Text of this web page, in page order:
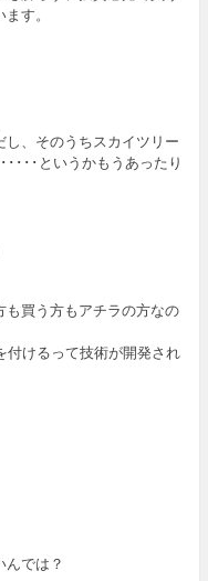
す。
、そのうちスカイツリー
･･･というかもうあったり
買う方もアチラの方なの
付けるって技術が開発され
では？